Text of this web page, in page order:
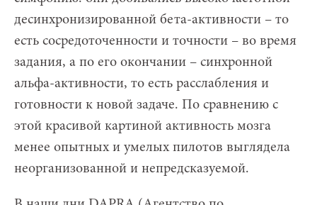
десинхронизированной бета-активности – то
есть сосредоточенности и точности – во время
задания, а по его окончании – синхронной
альфа-активности, то есть расслабления и
готовности к новой задаче. По сравнению с
этой красивой картиной активность мозга
менее опытных и умелых пилотов выглядела
неорганизованной и непредсказуемой.